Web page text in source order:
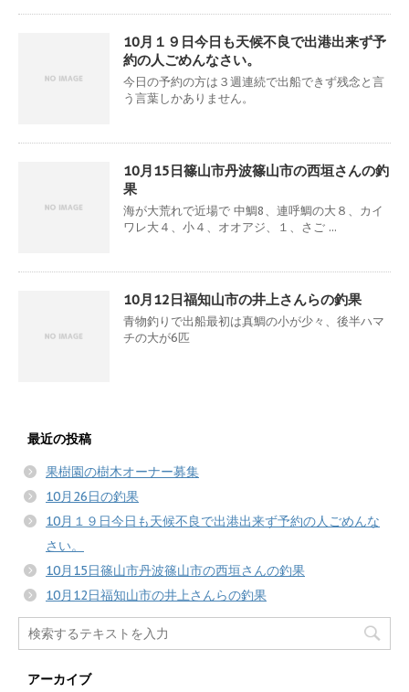
10月１９日今日も天候不良で出港出来ず予
約の人ごめんなさい。
今日の予約の方は３週連続で出船できず残念と言
う言葉しかありません。
10月15日篠山市丹波篠山市の西垣さんの釣
果
海が大荒れで近場で 中鯛8、連呼鯛の大８、カイ
ワレ大４、小４、オオアジ、１、さご ...
10月12日福知山市の井上さんらの釣果
青物釣りで出船最初は真鯛の小が少々、後半ハマ
チの大が6匹
最近の投稿
果樹園の樹木オーナー募集
10月26日の釣果
10月１９日今日も天候不良で出港出来ず予約の人ごめんな
さい。
10月15日篠山市丹波篠山市の西垣さんの釣果
10月12日福知山市の井上さんらの釣果
アーカイブ